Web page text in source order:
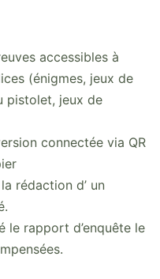
accessibles à
(énigmes, jeux de
pistolet, jeux de
connectée via QR
rédaction d’ un
le rapport d’enquête le